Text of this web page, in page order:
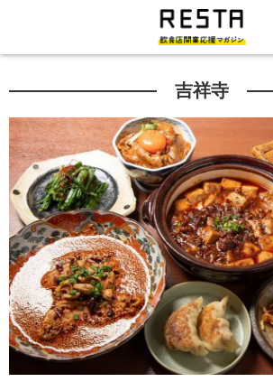
居抜き売却市場
吉祥寺